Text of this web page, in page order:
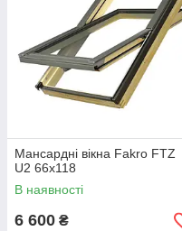
Мансардні вікна Fakro FTZ
U2 66х118
В наявності
6 600 ₴